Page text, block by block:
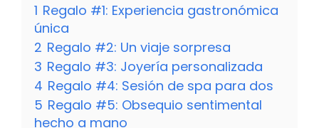
1 Regalo #1: Experiencia gastronómica
única
2 Regalo #2: Un viaje sorpresa
3 Regalo #3: Joyería personalizada
4 Regalo #4: Sesión de spa para dos
5 Regalo #5: Obsequio sentimental
hecho a mano